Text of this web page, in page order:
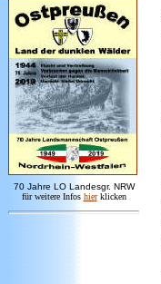
70 Jahre LO Landesgr. NRW
für weitere Infos hier klicken